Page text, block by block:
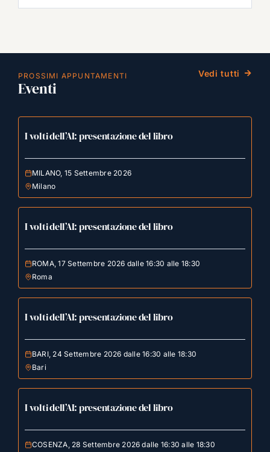
PROSSIMI APPUNTAMENTI
Eventi
Vedi tutti
I volti dell’AI: presentazione del libro
MILANO, 15 Settembre 2026
Milano
I volti dell’AI: presentazione del libro
ROMA, 17 Settembre 2026 dalle 16:30 alle 18:30
Roma
I volti dell’AI: presentazione del libro
BARI, 24 Settembre 2026 dalle 16:30 alle 18:30
Bari
I volti dell’AI: presentazione del libro
COSENZA, 28 Settembre 2026 dalle 16:30 alle 18:30